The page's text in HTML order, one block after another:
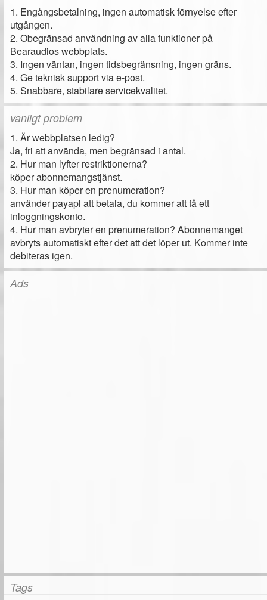
1. Engångsbetalning, ingen automatisk förnyelse efter
utgången.
2. Obegränsad användning av alla funktioner på
Bearaudios webbplats.
3. Ingen väntan, ingen tidsbegränsning, ingen gräns.
4. Ge teknisk support via e-post.
5. Snabbare, stabilare servicekvalitet.
vanligt problem
1. Är webbplatsen ledig?
Ja, fri att använda, men begränsad i antal.
2. Hur man lyfter restriktionerna?
köper abonnemangstjänst.
3. Hur man köper en prenumeration?
använder payapl att betala, du kommer att få ett
inloggningskonto.
4. Hur man avbryter en prenumeration? Abonnemanget
avbryts automatiskt efter det att det löper ut. Kommer inte
debiteras igen.
Ads
Tags